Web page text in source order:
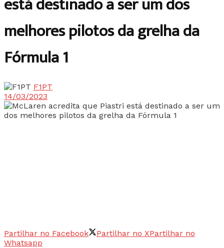
melhores pilotos da grelha da
Fórmula 1
F1PT
14/03/2023
Partilhar no Facebook Partilhar no XPartilhar no
Whatsapp